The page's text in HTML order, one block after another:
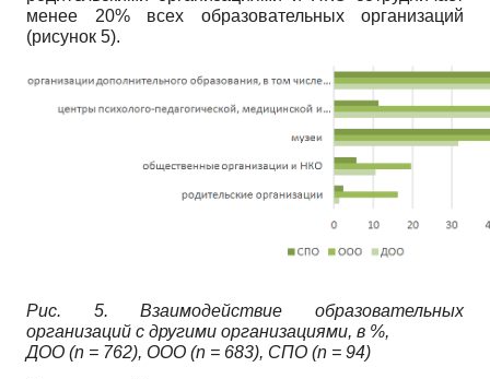
менее 20% всех образовательных организаций
(рисунок 5).
Рис. 5. Взаимодействие образовательных
организаций с другими организациями, в %,
ДОО (n = 762), ООО (n = 683), СПО (n = 94)